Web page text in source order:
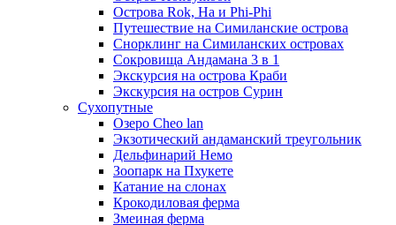
Острова Rok, Ha и Phi-Phi
Путешествие на Симиланские острова
Снорклинг на Симиланских островах
Сокровища Андамана 3 в 1
Экскурсия на острова Краби
Экскурсия на остров Сурин
Сухопутные
Озеро Cheo lan
Экзотический андаманский треугольник
Дельфинарий Немо
Зоопарк на Пхукете
Катание на слонах
Крокодиловая ферма
Змеиная ферма